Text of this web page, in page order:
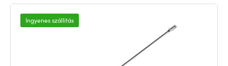
Ingyenes szállítás